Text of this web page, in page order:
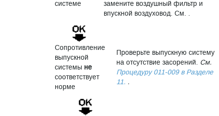
системе
замените воздушный фильтр и
впускной воздуховод. См. .
Сопротивление
выпускной
системы не
соответствует
норме
Проверьте выпускную систему
на отсутствие засорений. См.
Процедуру 011-009 в Разделе
11. .